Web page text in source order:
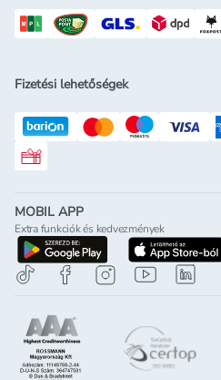
Fizetési lehetőségek
Rossmann ajándékkártya
MOBIL APP
Extra funkciók és kedvezmények
letöltés a